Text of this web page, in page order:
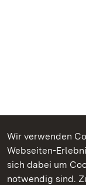
Wir verwenden
Webseiten-
sich dabei um
notwendig sind.
Kommen.